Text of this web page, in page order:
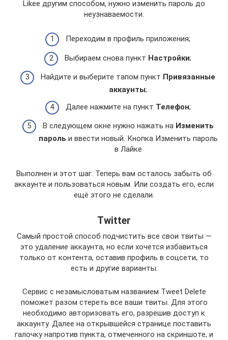
Likee другим способом, нужно изменить пароль до
неузнаваемости.
Переходим в профиль приложения;
Выбираем снова пункт Настройки;
Найдите и выберите тапом пункт Привязанные
аккаунты;
Далее нажмите на пункт Телефон;
В следующем окне нужно нажать на Изменить
пароль и ввести новый. Кнопка Изменить пароль
в Лайке
Выполнен и этот шаг. Теперь вам осталось забыть об
аккаунте и пользоваться новым. Или создать его, если
ещё этого не сделали.
Twitter
Самый простой способ подчистить все свои твиты —
это удаление аккаунта, но если хочется избавиться
только от контента, оставив профиль в соцсети, то
есть и другие варианты.
Сервис с незамысловатым названием Tweet Delete
поможет разом стереть все ваши твиты. Для этого
необходимо авторизовать его, разрешив доступ к
аккаунту. Далее на открывшейся странице поставить
галочку напротив пункта, отмеченного на скриншоте, и